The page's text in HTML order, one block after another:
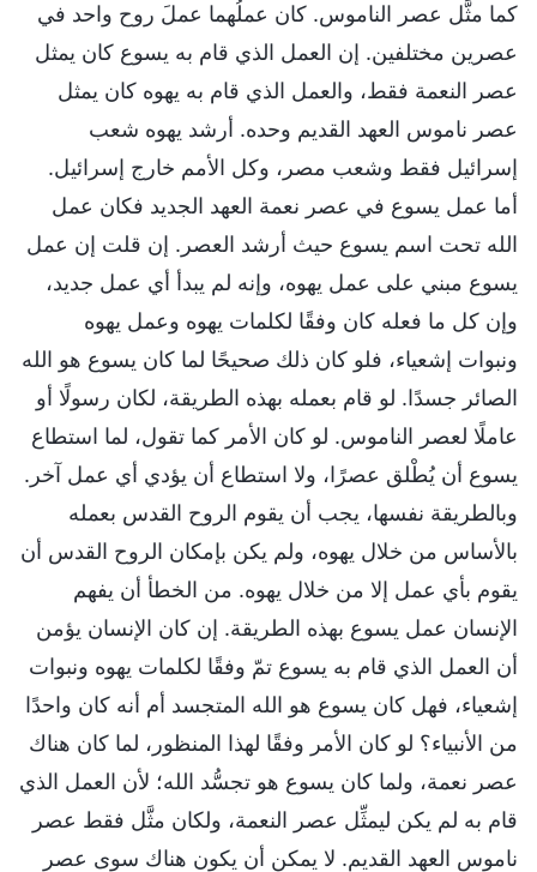
كما مثَّل عصر الناموس. كان عملُهما عملَ روح واحد في
عصرين مختلفين. إن العمل الذي قام به يسوع كان يمثل
عصر النعمة فقط، والعمل الذي قام به يهوه كان يمثل
عصر ناموس العهد القديم وحده. أرشد يهوه شعب
إسرائيل فقط وشعب مصر، وكل الأمم خارج إسرائيل.
أما عمل يسوع في عصر نعمة العهد الجديد فكان عمل
الله تحت اسم يسوع حيث أرشد العصر. إن قلت إن عمل
يسوع مبني على عمل يهوه، وإنه لم يبدأ أي عمل جديد،
وإن كل ما فعله كان وفقًا لكلمات يهوه وعمل يهوه
ونبوات إشعياء، فلو كان ذلك صحيحًا لما كان يسوع هو الله
الصائر جسدًا. لو قام بعمله بهذه الطريقة، لكان رسولًا أو
عاملًا لعصر الناموس. لو كان الأمر كما تقول، لما استطاع
يسوع أن يُطْلق عصرًا، ولا استطاع أن يؤدي أي عمل آخر.
وبالطريقة نفسها، يجب أن يقوم الروح القدس بعمله
بالأساس من خلال يهوه، ولم يكن بإمكان الروح القدس أن
يقوم بأي عمل إلا من خلال يهوه. من الخطأ أن يفهم
الإنسان عمل يسوع بهذه الطريقة. إن كان الإنسان يؤمن
أن العمل الذي قام به يسوع تمّ وفقًا لكلمات يهوه ونبوات
إشعياء، فهل كان يسوع هو الله المتجسد أم أنه كان واحدًا
من الأنبياء؟ لو كان الأمر وفقًا لهذا المنظور، لما كان هناك
عصر نعمة، ولما كان يسوع هو تجسُّد الله؛ لأن العمل الذي
قام به لم يكن ليمثِّل عصر النعمة، ولكان مثَّل فقط عصر
ناموس العهد القديم. لا يمكن أن يكون هناك سوى عصر